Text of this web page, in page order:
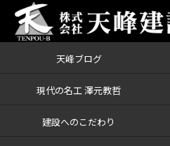
天峰ブログ
現代の名工 澤元教哲
建設へのこだわり
ブログ 全海寺様で基礎工事着工